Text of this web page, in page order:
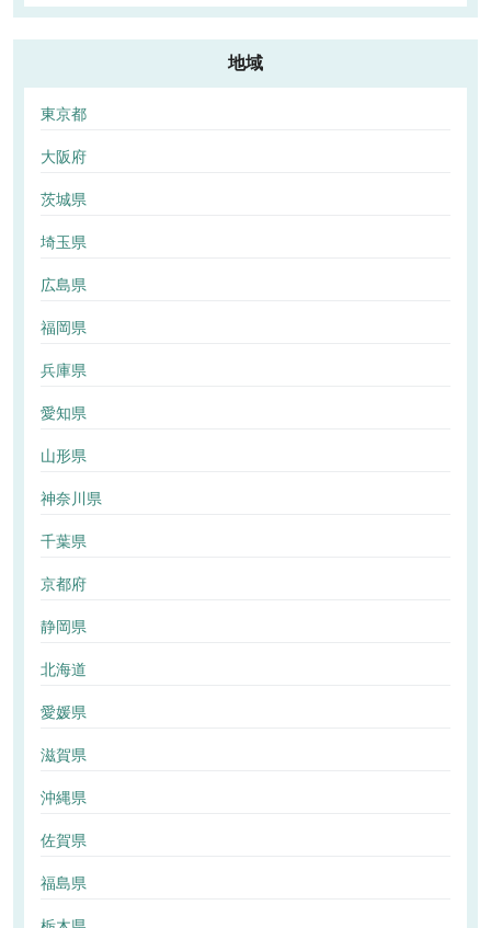
地域
東京都
大阪府
茨城県
埼玉県
広島県
福岡県
兵庫県
愛知県
山形県
神奈川県
千葉県
京都府
静岡県
北海道
愛媛県
滋賀県
沖縄県
佐賀県
福島県